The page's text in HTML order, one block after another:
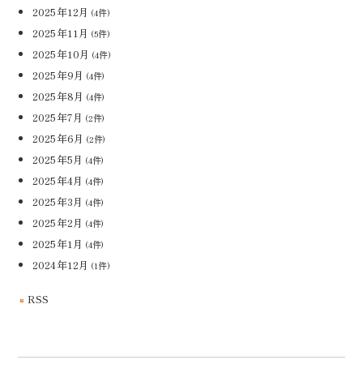
2025年12月 (4件)
2025年11月 (5件)
2025年10月 (4件)
2025年9月 (4件)
2025年8月 (4件)
2025年7月 (2件)
2025年6月 (2件)
2025年5月 (4件)
2025年4月 (4件)
2025年3月 (4件)
2025年2月 (4件)
2025年1月 (4件)
2024年12月 (1件)
RSS